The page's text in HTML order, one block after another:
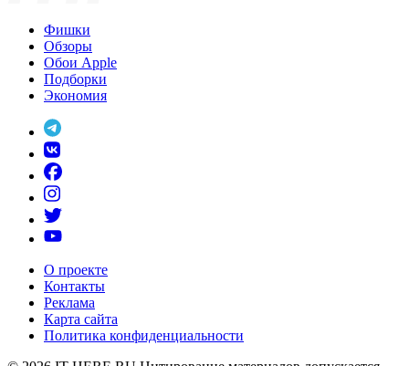
Фишки
Обзоры
Обои Apple
Подборки
Экономия
О проекте
Контакты
Реклама
Карта сайта
Политика конфиденциальности